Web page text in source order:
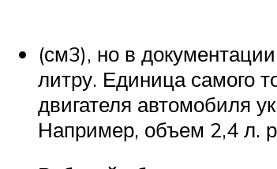
(см3), но в
литру. Единица самого
двигателя автомобиля
Например, объем 2,4 л.